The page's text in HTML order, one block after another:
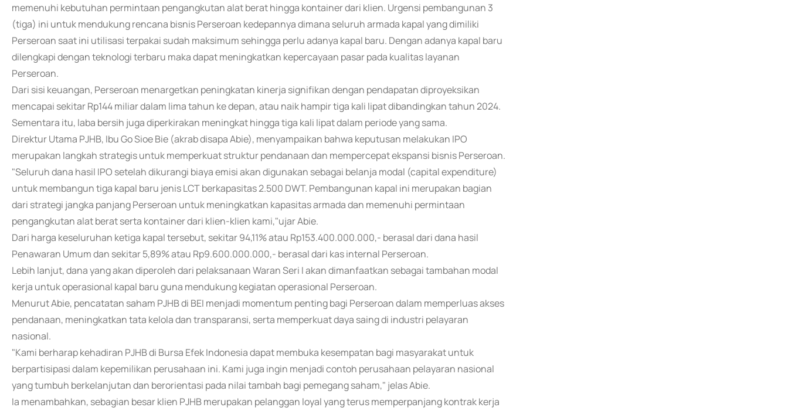
memenuhi kebutuhan permintaan pengangkutan alat berat hingga kontainer dari klien. Urgensi pembangunan 3
(tiga) ini untuk mendukung rencana bisnis Perseroan kedepannya dimana seluruh armada kapal yang dimiliki
Perseroan saat ini utilisasi terpakai sudah maksimum sehingga perlu adanya kapal baru. Dengan adanya kapal baru
dilengkapi dengan teknologi terbaru maka dapat meningkatkan kepercayaan pasar pada kualitas layanan
Perseroan.
Dari sisi keuangan, Perseroan menargetkan peningkatan kinerja signifikan dengan pendapatan diproyeksikan
mencapai sekitar Rp144 miliar dalam lima tahun ke depan, atau naik hampir tiga kali lipat dibandingkan tahun 2024.
Sementara itu, laba bersih juga diperkirakan meningkat hingga tiga kali lipat dalam periode yang sama.
Direktur Utama PJHB, Ibu Go Sioe Bie (akrab disapa Abie), menyampaikan bahwa keputusan melakukan IPO
merupakan langkah strategis untuk memperkuat struktur pendanaan dan mempercepat ekspansi bisnis Perseroan.
"Seluruh dana hasil IPO setelah dikurangi biaya emisi akan digunakan sebagai belanja modal (capital expenditure)
untuk membangun tiga kapal baru jenis LCT berkapasitas 2.500 DWT. Pembangunan kapal ini merupakan bagian
dari strategi jangka panjang Perseroan untuk meningkatkan kapasitas armada dan memenuhi permintaan
pengangkutan alat berat serta kontainer dari klien-klien kami,"ujar Abie.
Dari harga keseluruhan ketiga kapal tersebut, sekitar 94,11% atau Rp153.400.000.000,- berasal dari dana hasil
Penawaran Umum dan sekitar 5,89% atau Rp9.600.000.000,- berasal dari kas internal Perseroan.
Lebih lanjut, dana yang akan diperoleh dari pelaksanaan Waran Seri I akan dimanfaatkan sebagai tambahan modal
kerja untuk operasional kapal baru guna mendukung kegiatan operasional Perseroan.
Menurut Abie, pencatatan saham PJHB di BEI menjadi momentum penting bagi Perseroan dalam memperluas akses
pendanaan, meningkatkan tata kelola dan transparansi, serta memperkuat daya saing di industri pelayaran
nasional.
"Kami berharap kehadiran PJHB di Bursa Efek Indonesia dapat membuka kesempatan bagi masyarakat untuk
berpartisipasi dalam kepemilikan perusahaan ini. Kami juga ingin menjadi contoh perusahaan pelayaran nasional
yang tumbuh berkelanjutan dan berorientasi pada nilai tambah bagi pemegang saham," jelas Abie.
Ia menambahkan, sebagian besar klien PJHB merupakan pelanggan loyal yang terus memperpanjang kontrak kerja